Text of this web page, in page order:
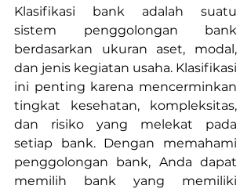
Klasifikasi bank adalah suatu
sistem penggolongan bank
berdasarkan ukuran aset, modal,
dan jenis kegiatan usaha. Klasifikasi
ini penting karena mencerminkan
tingkat kesehatan, kompleksitas,
dan risiko yang melekat pada
setiap bank. Dengan memahami
penggolongan bank, Anda dapat
memilih bank yang memiliki